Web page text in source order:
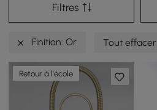
Filtres
Finition: Or Tout effacer
Retour à l'école